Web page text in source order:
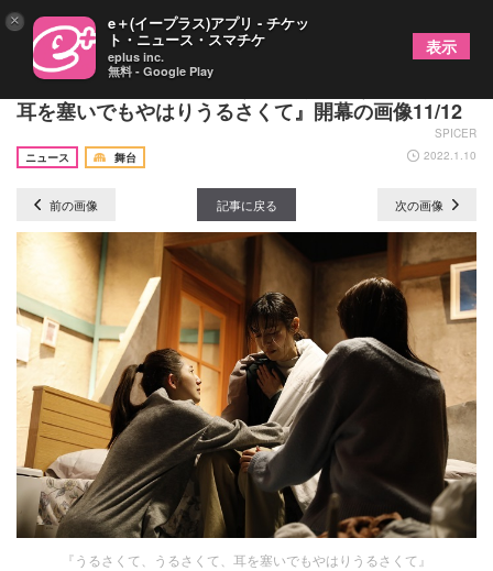
劇団時間制作特別公演『うるさくて、うるさくて、
耳を塞いでもやはりうるさくて』開幕の画像11/12
SPICER
ニュース
舞台 2022.1.10
前の画像 記事に戻る 次の画像
『うるさくて、うるさくて、耳を塞いでもやはりうるさくて』
× e＋(イープラス)アプリ - チケッ
ト・ニュース・スマチケ
eplus inc.
無料 - Google Play
表示